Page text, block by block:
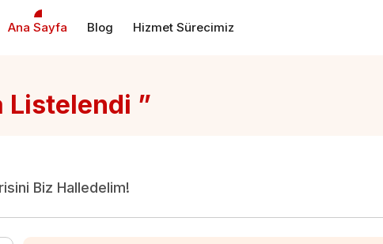
Ana Sayfa Blog Hizmet Sürecimiz
Listelendi ”
Biz Halledelim!